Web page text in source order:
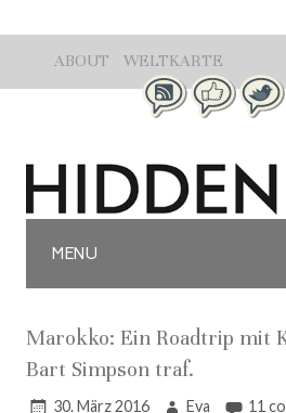
ABOUT WELTKARTE
MENU
Marokko: Ein Roadtrip mit
Bart Simpson traf.
30. März 2016 Eva 11